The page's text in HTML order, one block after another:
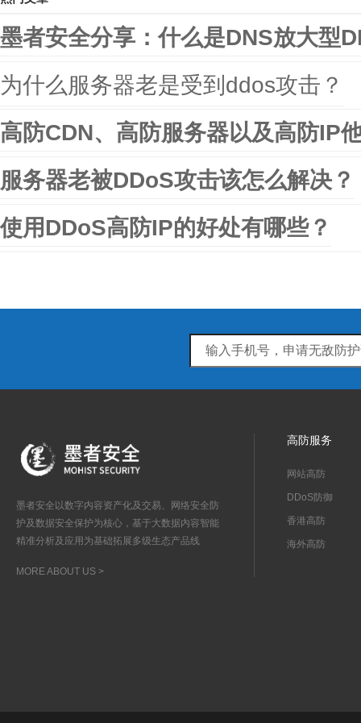
墨者安全分享：什么是DNS放大型
为什么服务器老是受到ddos攻击？
高防CDN、高防服务器以及高防IP
服务器老被DDoS攻击该怎么解决？
使用DDoS高防IP的好处有哪些？
墨者安全以数字内容资产化及交易、网络安全防
护及数据安全保护为核心，基于大数据内容智能
精准分析及应用为基础拓展多级生态产品线
MORE ABOUT US >
高防服务
网站高防
DDoS防御
香港高防
海外高防